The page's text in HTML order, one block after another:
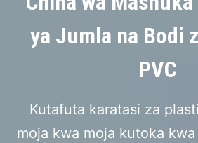
ya Jumla na Bodi
PVC
Kutafuta karatasi za
moja kwa moja kutoka